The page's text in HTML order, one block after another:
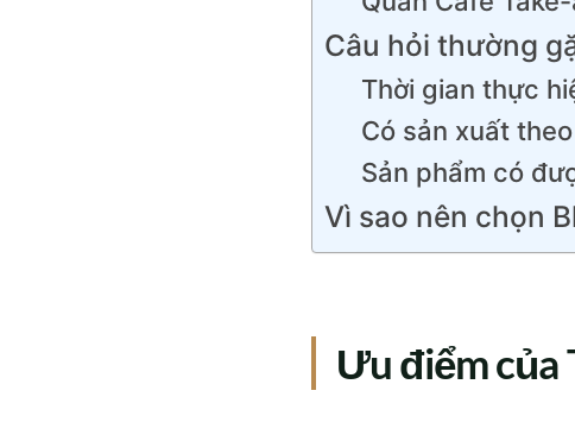
Câu hỏi thường
Thời gian thực
Có sản xuất
Sản phẩm có
Vì sao nên chọn
Ưu điểm của